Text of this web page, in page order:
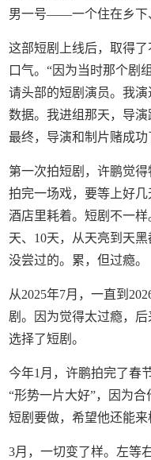
男一号——一个住在乡下
这部短剧上线后，取得
口气。“因为当时那个剧
请头部的短剧演员。我
数据。我进组那天，导
最终，导演和制片赌成功
第一次拍短剧，许鹏觉
拍完一场戏，要等上好
酒店里耗着。短剧不一
天、10天，从天亮到天
没尝过的。累，但过瘾。
从2025年7月，一直到
剧。因为觉得太过瘾，
选择了短剧。
今年1月，许鹏拍完了春
“形势一片大好”，因为
短剧要做，希望他还能来
3月，一切变了样。左等